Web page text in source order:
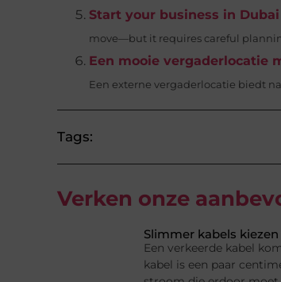
Start your business in
move—but it requires careful
Een mooie vergaderlocatie
Een externe vergaderlocatie biedt
Tags:
Verken onze
Slimmer kabels
Een verkeerde kabel
kabel is een paar